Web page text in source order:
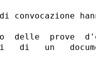
convocazione
delle  prove
di   un